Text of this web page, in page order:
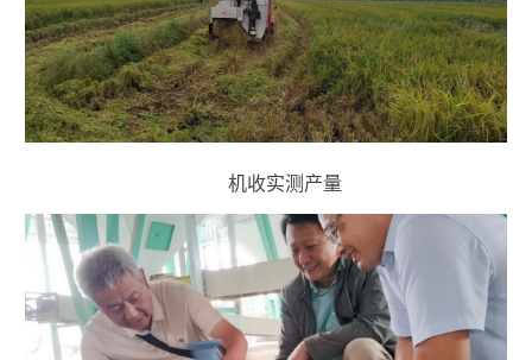
机收实测产量